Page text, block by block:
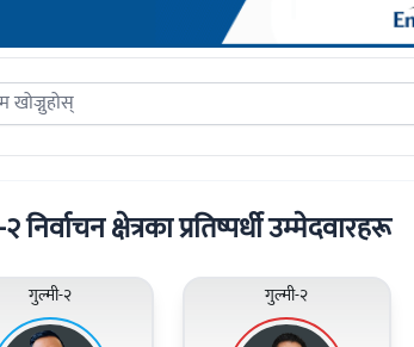
निर्वाचन क्षेत्रका प्रतिष्पर्धी उम्मेदवारहरू
गुल्मी-२ गुल्मी-२